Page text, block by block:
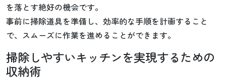
を落とす絶好の機会です。
事前に掃除道具を準備し、効率的な手順を計画すること
で、スムーズに作業を進めることができます。
掃除しやすいキッチンを実現するための
収納術